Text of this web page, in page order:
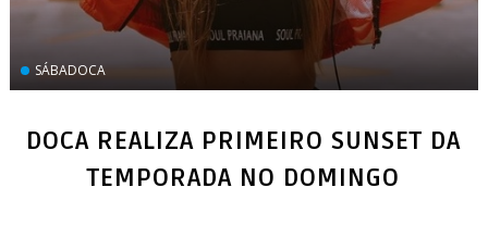
SÁBADOCA
DOCA REALIZA PRIMEIRO SUNSET DA
TEMPORADA NO DOMINGO